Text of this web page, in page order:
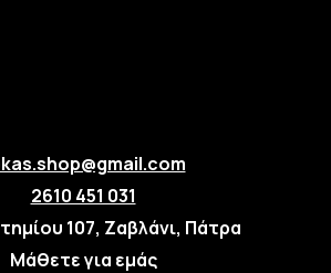
2610 451 031
107, Ζαβλάνι, Πάτρα
Μάθετε για εμάς